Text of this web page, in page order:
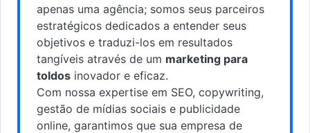
apenas uma agência; somos seus parceiros
estratégicos dedicados a entender seus
objetivos e traduzi-los em resultados
tangíveis através de um marketing para
toldos inovador e eficaz.
Com nossa expertise em SEO, copywriting,
gestão de mídias sociais e publicidade
online, garantimos que sua empresa de